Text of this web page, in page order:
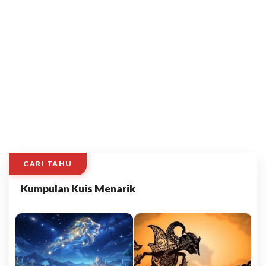
CARI TAHU
Kumpulan Kuis Menarik